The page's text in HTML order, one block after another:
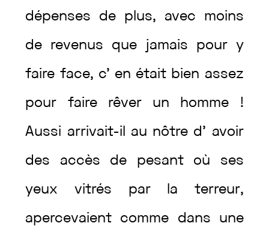
dépenses de plus, avec moins
de revenus que jamais pour y
faire face, c’ en était bien assez
pour faire rêver un homme !
Aussi arrivait-il au nôtre d’ avoir
des accès de pesant où ses
yeux vitrés par la terreur,
apercevaient comme dans une